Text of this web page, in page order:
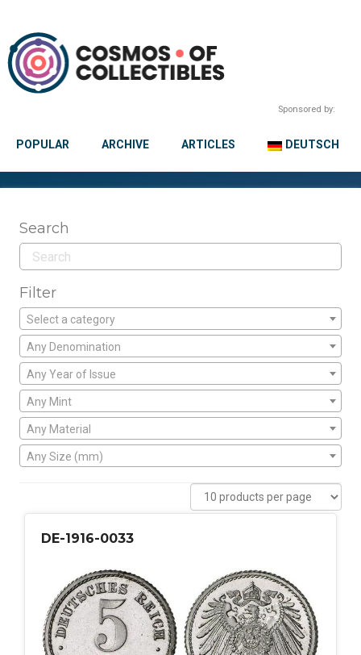
Sponsored by:
POPULAR ARCHIVE ARTICLES DEUTSCH
Search
Filter
Select a category
Any Denomination
Any Year of Issue
Any Mint
Any Material
Any Size (mm)
DE-1916-0033